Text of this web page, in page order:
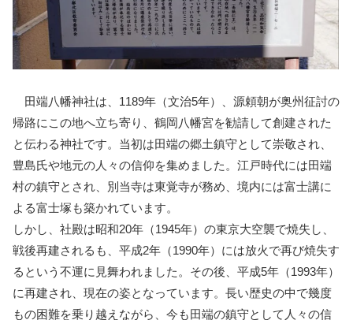
田端八幡神社は、1189年（文治5年）、源頼朝が奥州征討の
帰路にこの地へ立ち寄り、鶴岡八幡宮を勧請して創建された
と伝わる神社です。当初は田端の郷土鎮守として崇敬され、
豊島氏や地元の人々の信仰を集めました。江戸時代には田端
村の鎮守とされ、別当寺は東覚寺が務め、境内には富士講に
よる富士塚も築かれています。
しかし、社殿は昭和20年（1945年）の東京大空襲で焼失し、
戦後再建されるも、平成2年（1990年）には放火で再び焼失す
るという不運に見舞われました。その後、平成5年（1993年）
に再建され、現在の姿となっています。長い歴史の中で幾度
もの困難を乗り越えながら、今も田端の鎮守として人々の信